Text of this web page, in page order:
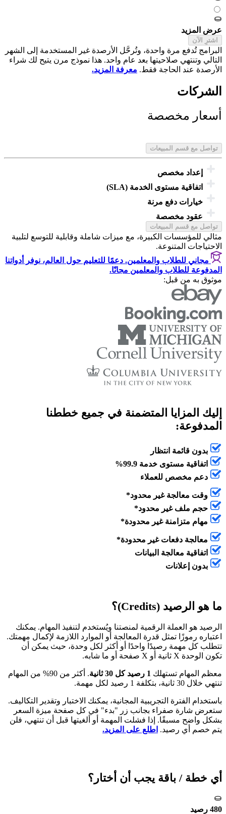
عرض المزيد
اشترِ الآن
البرامج تُدفع مرة واحدة، وتُرحَّل الأرصدة غير المستخدمة إلى الشهر
التالي وتنتهي صلاحيتها بعد عام واحد. هذا نموذج مرن يتيح لك شراء
الأرصدة عند الحاجة فقط. معرفة المزيد.
الشركات
أسعار مخصصة
تواصل مع قسم المبيعات
إعداد مخصص
اتفاقية مستوى الخدمة (SLA)
خيارات دفع مرنة
عقود مخصصة
تواصل مع قسم المبيعات
مثالي للمؤسسات الكبيرة، مع ميزات شاملة وقابلية للتوسع لتلبية
الاحتياجات المتنوعة.
مجاني للطلاب والمعلمين. دعمًا للتعليم حول العالم، نوفر أدواتنا
المدفوعة للطلاب والمعلمين مجانًا.
موثوق به من قبل:
إليك المزايا المتضمنة في جميع خططنا
المدفوعة:
بدون قائمة انتظار
اتفاقية مستوى خدمة 99.9%
دعم مخصص للعملاء
وقت معالجة غير محدود*
حجم ملف غير محدود*
مهام متزامنة غير محدودة*
معالجة دفعات غير محدودة*
اتفاقية معالجة البيانات
بدون إعلانات
ما هو الرصيد (Credits)؟
الرصيد هو العملة الرقمية لمنصتنا ويُستخدم لتنفيذ المهام. يمكنك
اعتباره رموزًا تمثل قدرة المعالجة أو الموارد اللازمة لإكمال مهمتك.
تتطلب كل مهمة رصيدًا واحدًا أو أكثر لكل وحدة، حيث يمكن أن
تكون الوحدة X ثانية أو X صفحة أو ما شابه.
معظم المهام تستهلك 1 رصيد كل 30 ثانية
. أكثر من 90% من المهام
تنتهي خلال 30 ثانية، بتكلفة 1 رصيد لكل مهمة.
باستخدام الفترة التجريبية المجانية، يمكنك الاختبار وتقدير التكاليف.
ستعرض شارة صفراء بجانب زر "بدء" في كل صفحة ميزة السعر
بشكل واضح مسبقًا. إذا فشلت المهمة أو ألغيتها قبل أن تنتهي، فلن
يتم خصم أي رصيد. اطلع على المزيد.
أي خطة / باقة يجب أن أختار؟
480 رصيد